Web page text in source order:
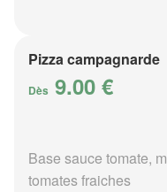
Pizza campagnarde
Dès 9.00 €
Base sauce tomate,
tomates fraiches